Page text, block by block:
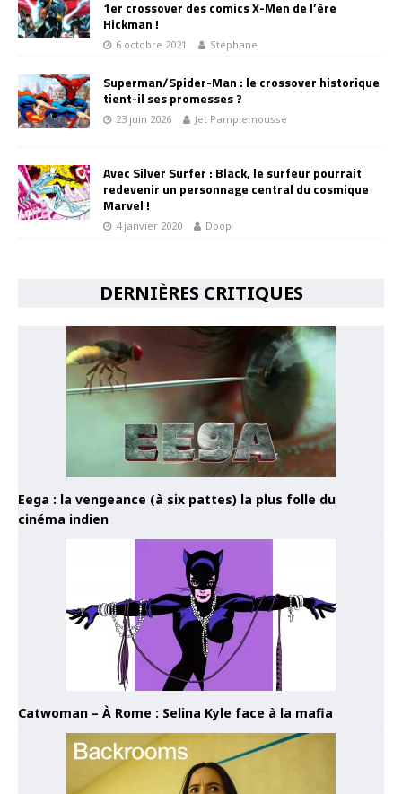
1er crossover des comics X-Men de l’ère
Hickman !
6 octobre 2021 Stéphane
Superman/Spider-Man : le crossover historique
tient-il ses promesses ?
23 juin 2026 Jet Pamplemousse
Avec Silver Surfer : Black, le surfeur pourrait
redevenir un personnage central du cosmique
Marvel !
4 janvier 2020 Doop
DERNIÈRES CRITIQUES
Eega : la vengeance (à six pattes) la plus folle du
cinéma indien
Catwoman – À Rome : Selina Kyle face à la mafia